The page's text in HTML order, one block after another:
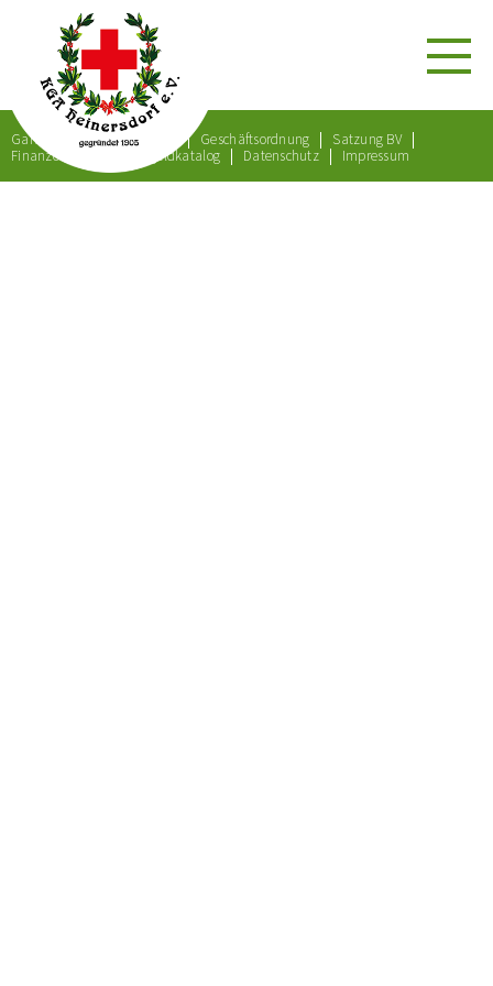
Gartenordnung Satzung Geschäftsordnung
Satzung BV
Finanzordnung
Bußgeldkatalog Datenschutz Impressum